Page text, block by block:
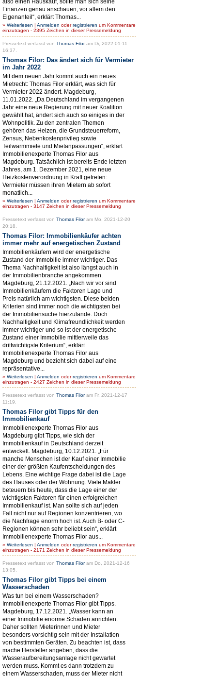
Finanzen genau anschauen, vor allem den
Eigenanteil“, erklärt Thomas...
» Weiterlesen | Anmelden oderregistrieren um Kommentare
einzutragen - 2395 Zeichen in dieser Pressemeldung
Pressetext verfasst von Thomas Filoram Di, 2022-01-11
16:37.
Thomas Filor: Das ändert sich für Vermieter
im Jahr 2022
Mit dem neuen Jahr kommt auch ein neues
Mietrecht: Thomas Filor erklärt, was sich für
Vermieter 2022 ändert. Magdeburg,
11.01.2022. „Da Deutschland im vergangenen
Jahr eine neue Regierung mit neuer Koalition
gewählt hat, ändert sich auch so einiges in der
Wohnpolitik. Zu den zentralen Themen
gehören das Heizen, die Grundsteuerreform,
Zensus, Nebenkostenprivileg sowie
Teilwarmmiete und Mietanpassungen“, erklärt
Immobilienexperte Thomas Filor aus
Magdeburg. Tatsächlich ist bereits Ende letzten
Jahres, am 1. Dezember 2021, eine neue
Heizkostenverordnung in Kraft getreten:
Vermieter müssen ihren Mietern ab sofort
monatlich...
» Weiterlesen | Anmelden oderregistrieren um Kommentare
einzutragen - 3147 Zeichen in dieser Pressemeldung
Pressetext verfasst von Thomas Filoram Mo, 2021-12-20
20:18.
Thomas Filor: Immobilienkäufer achten
immer mehr auf energetischen Zustand
Immobilienkäufern wird der energetische
Zustand der Immobilie immer wichtiger. Das
Thema Nachhaltigkeit ist also längst auch in
der Immobilienbranche angekommen.
Magdeburg, 21.12.2021. „Nach wir vor sind
Immobilienkäufern die Faktoren Lage und
Preis natürlich am wichtigsten. Diese beiden
Kriterien sind immer noch die wichtigsten bei
der Immobiliensuche hierzulande. Doch
Nachhaltigkeit und Klimafreundlichkeit werden
immer wichtiger und so ist der energetische
Zustand einer Immobilie mittlerweile das
drittwichtigste Kriterium“, erklärt
Immobilienexperte Thomas Filor aus
Magdeburg und bezieht sich dabei auf eine
repräsentative...
» Weiterlesen | Anmelden oderregistrieren um Kommentare
einzutragen - 2427 Zeichen in dieser Pressemeldung
Pressetext verfasst von Thomas Filoram Fr, 2021-12-17
11:19.
Thomas Filor gibt Tipps für den
Immobilienkauf
Immobilienexperte Thomas Filor aus
Magdeburg gibt Tipps, wie sich der
Immobilienkauf in Deutschland derzeit
entwickelt. Magdeburg, 10.12.2021. „Für
manche Menschen ist der Kauf einer Immobilie
einer der größten Kaufentscheidungen des
Lebens. Eine wichtige Frage dabei ist die Lage
des Hauses oder der Wohnung. Viele Makler
beteuern bis heute, dass die Lage einer der
wichtigsten Faktoren für einen erfolgreichen
Immobilienkauf ist. Man sollte sich auf jeden
Fall nicht nur auf Regionen konzentrieren, wo
die Nachfrage enorm hoch ist. Auch B- oder C-
Regionen können sehr beliebt sein“, erklärt
Immobilienexperte Thomas Filor aus...
» Weiterlesen | Anmelden oderregistrieren um Kommentare
einzutragen - 2171 Zeichen in dieser Pressemeldung
Pressetext verfasst von Thomas Filoram Do, 2021-12-16
13:05.
Thomas Filor gibt Tipps bei einem
Wasserschaden
Was tun bei einem Wasserschaden?
Immobilienexperte Thomas Filor gibt Tipps.
Magdeburg, 17.12.2021. „Wasser kann an
einer Immobilie enorme Schäden anrichten.
Daher sollten Mieterinnen und Mieter
besonders vorsichtig sein mit der Installation
von bestimmten Geräten. Zu beachten ist, dass
mache Hersteller angeben, dass die
Wasseraufbereitungsanlage nicht gewartet
werden muss. Kommt es dann trotzdem zu
einem Wasserschaden, muss der Mieter nicht